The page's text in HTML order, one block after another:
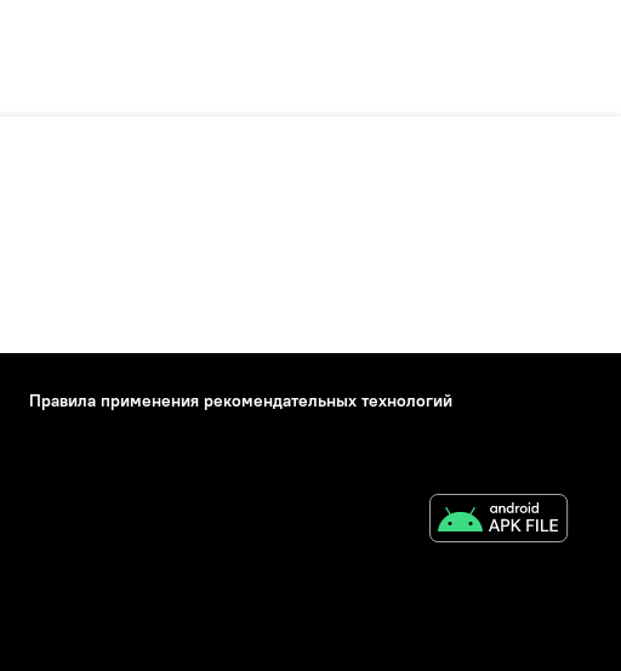
Правила применения рекомендательных технологий